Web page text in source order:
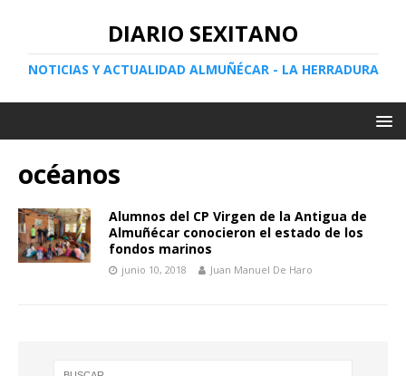
DIARIO SEXITANO
NOTICIAS Y ACTUALIDAD ALMUÑÉCAR - LA HERRADURA
océanos
Alumnos del CP Virgen de la Antigua de
Almuñécar conocieron el estado de los
fondos marinos
junio 10, 2018 Juan Manuel De Haro